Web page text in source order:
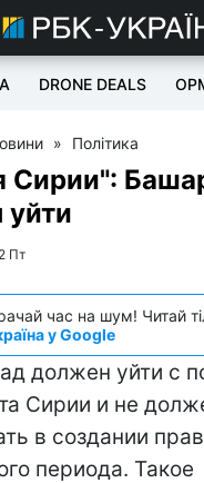
DRONE DEALS
» Політика
Сирии":
Пт
час на шум! Читай
у Google
должен уйти с
Сирии и не
в создании
периода. Такое